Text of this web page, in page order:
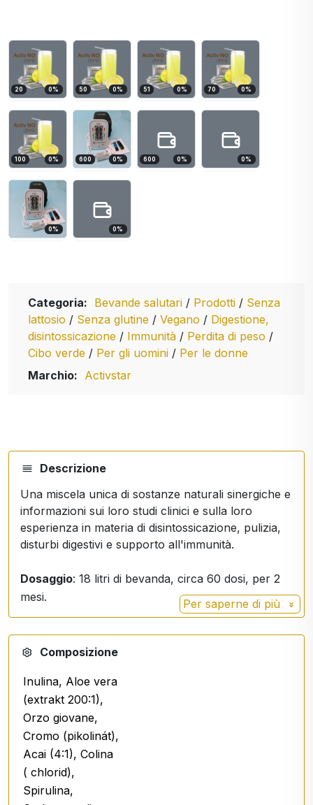
20 0% 50 0% 51 0% 70 0%
100 0% 600 0% 600 0% 0%
0% 0%
Categoria: Bevande salutari / Prodotti / Senza
lattosio / Senza glutine / Vegano / Digestione,
disintossicazione / Immunità / Perdita di peso /
Cibo verde / Per gli uomini / Per le donne
Marchio: Activstar
Descrizione
Una miscela unica di sostanze naturali sinergiche e
informazioni sui loro studi clinici e sulla loro
esperienza in materia di disintossicazione, pulizia,
disturbi digestivi e supporto all'immunità.
Dosaggio: 18 litri di bevanda, circa 60 dosi, per 2
mesi.
Per saperne di più
Composizione
Inulina, Aloe vera
(extrakt 200:1),
Orzo giovane,
Cromo (pikolinát),
Acai (4:1), Colina
( chlorid),
Spirulina,